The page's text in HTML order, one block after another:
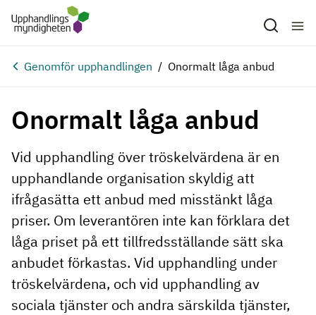
Hoppa till huvudinnehåll
Genomför upphandlingen Onormalt låga anbud
Onormalt låga anbud
Vid upphandling över tröskelvärdena är en
upphandlande organisation skyldig att
ifrågasätta ett anbud med misstänkt låga
priser. Om leverantören inte kan förklara det
låga priset på ett tillfredsställande sätt ska
anbudet förkastas. Vid upphandling under
tröskelvärdena, och vid upphandling av
sociala tjänster och andra särskilda tjänster,